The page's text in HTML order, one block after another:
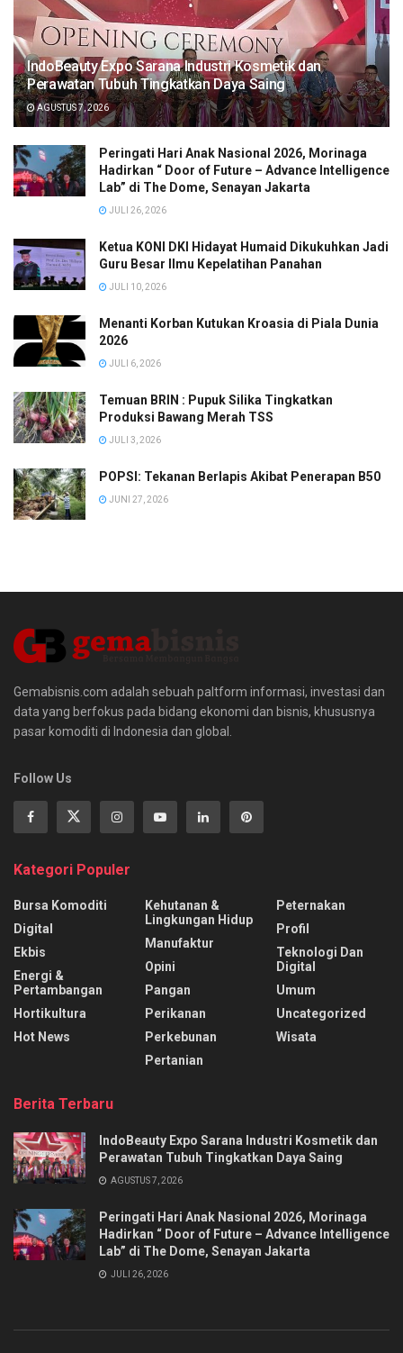
IndoBeauty Expo Sarana Industri Kosmetik dan
Perawatan Tubuh Tingkatkan Daya Saing
AGUSTUS 7, 2026
Peringati Hari Anak Nasional 2026, Morinaga
Hadirkan “ Door of Future – Advance Intelligence
Lab” di The Dome, Senayan Jakarta
JULI 26, 2026
Ketua KONI DKI Hidayat Humaid Dikukuhkan Jadi
Guru Besar Ilmu Kepelatihan Panahan
JULI 10, 2026
Menanti Korban Kutukan Kroasia di Piala Dunia
2026
JULI 6, 2026
Temuan BRIN : Pupuk Silika Tingkatkan
Produksi Bawang Merah TSS
JULI 3, 2026
POPSI: Tekanan Berlapis Akibat Penerapan B50
JUNI 27, 2026
Gemabisnis.com adalah sebuah paltform informasi, investasi dan
data yang berfokus pada bidang ekonomi dan bisnis, khususnya
pasar komoditi di Indonesia dan global.
Follow Us
Kategori Populer
Bursa Komoditi
Digital
Ekbis
Energi &
Pertambangan
Hortikultura
Hot News
Kehutanan &
Lingkungan Hidup
Manufaktur
Opini
Pangan
Perikanan
Perkebunan
Pertanian
Peternakan
Profil
Teknologi Dan
Digital
Umum
Uncategorized
Wisata
Berita Terbaru
IndoBeauty Expo Sarana Industri Kosmetik dan
Perawatan Tubuh Tingkatkan Daya Saing
AGUSTUS 7, 2026
Peringati Hari Anak Nasional 2026, Morinaga
Hadirkan “ Door of Future – Advance Intelligence
Lab” di The Dome, Senayan Jakarta
JULI 26, 2026